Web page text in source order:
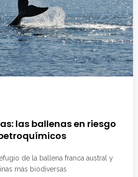
las ballenas en riesgo
de la ballena franca austral y
más biodiversas